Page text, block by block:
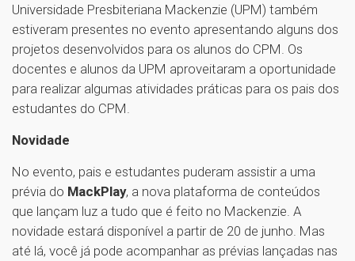
Universidade Presbiteriana Mackenzie (UPM) também
estiveram presentes no evento apresentando alguns dos
projetos desenvolvidos para os alunos do CPM. Os
docentes e alunos da UPM aproveitaram a oportunidade
para realizar algumas atividades práticas para os pais dos
estudantes do CPM.
Novidade
No evento, pais e estudantes puderam assistir a uma
prévia do MackPlay, a nova plataforma de conteúdos
que lançam luz a tudo que é feito no Mackenzie. A
novidade estará disponível a partir de 20 de junho. Mas
até lá, você já pode acompanhar as prévias lançadas nas